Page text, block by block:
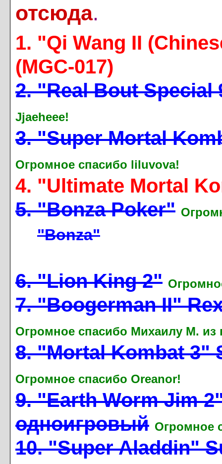
отсюда.
1. "Qi Wang II
(MGC-017)
2. "Real Bout Special
Jjaeheee!
3. "Super Mortal
Огромное спасибо liluvova!
4. "Ultimate Mortal
5. "Bonza Poker"
"Bonza"
6. "Lion King 2"
7. "Boogerman II"
Огромное спасибо Михаилу М. из
8. "Mortal Kombat 3"
Огромное спасибо Oreanor!
9. "Earth Worm Jim
одноигровый Огромное
10. "Super Aladdin"